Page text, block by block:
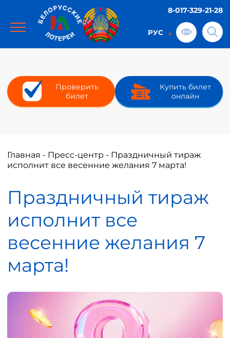
8-017-329-21-28
Проверить
билет
Купить билет
онлайн
Главная - Пресс-центр - Праздничный тираж
исполнит все весенние желания 7 марта!
Праздничный тираж
исполнит все
весенние желания 7
марта!